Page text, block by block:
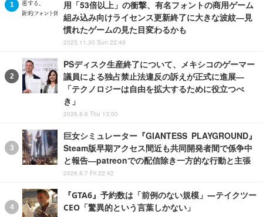
用「53倍以上」の衝撃、有名フォントの商用ゲーム
組み込み向けライセンス更新終了に大きな波紋―見
慣れたゲームの見た目変わるかも
2025.11.30 Sun 22:49
PSディスク生産終了について、メキシコのゲーマー
議員による独占禁止法違反の訴えが正式に進展―
「テクノロジーは自由を拡大するために役立つべ
き」
2026.8.6 Thu 13:00
巨女シミュレーター『GIANTESS PLAYGROUND』
Steam版早期アクセス間近も共同開発者間で係争中
と報告―patreonでの配信除き一方的な行動と主張
2026.8.7 Fri 22:42
『GTA6』予約数は「前例のない規模」―テイクツー
CEO「驚異的という言葉しかない」